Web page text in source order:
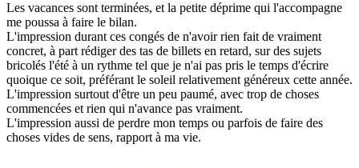
Les vacances sont terminées, et la petite déprime qui l'accompagne
me poussa à faire le bilan.
L'impression durant ces congés de n'avoir rien fait de vraiment
concret, à part rédiger des tas de billets en retard, sur des sujets
bricolés l'été à un rythme tel que je n'ai pas pris le temps d'écrire
quoique ce soit, préférant le soleil relativement généreux cette année.
L'impression surtout d'être un peu paumé, avec trop de choses
commencées et rien qui n'avance pas vraiment.
L'impression aussi de perdre mon temps ou parfois de faire des
choses vides de sens, rapport à ma vie.